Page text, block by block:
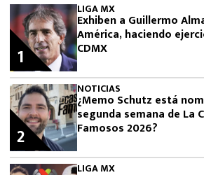
LIGA MX
Exhiben a Guillermo
América, haciendo
CDMX
1
NOTICIAS
¿Memo Schutz está
segunda semana de La
Famosos 2026?
2
LIGA MX